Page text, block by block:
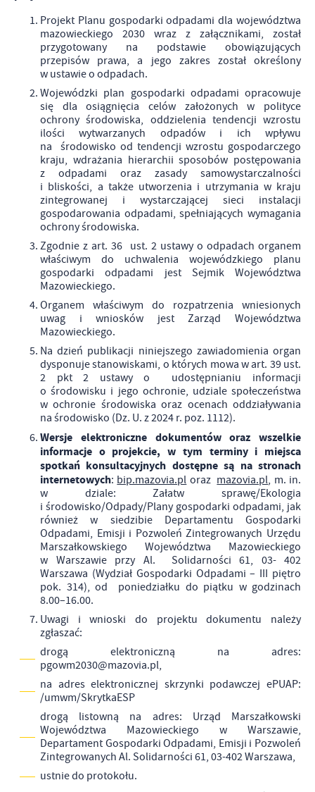
Projekt Planu gospodarki odpadami dla województwa
mazowieckiego 2030 wraz z załącznikami, został
przygotowany na podstawie obowiązujących
przepisów prawa, a jego zakres został określony
w ustawie o odpadach.
Wojewódzki plan gospodarki odpadami opracowuje
się dla osiągnięcia celów założonych w polityce
ochrony środowiska, oddzielenia tendencji wzrostu
ilości wytwarzanych odpadów i ich wpływu
na środowisko od tendencji wzrostu gospodarczego
kraju, wdrażania hierarchii sposobów postępowania
z odpadami oraz zasady samowystarczalności
i bliskości, a także utworzenia i utrzymania w kraju
zintegrowanej i wystarczającej sieci instalacji
gospodarowania odpadami, spełniających wymagania
ochrony środowiska.
Zgodnie z art. 36 ust. 2 ustawy o odpadach organem
właściwym do uchwalenia wojewódzkiego planu
gospodarki odpadami jest Sejmik Województwa
Mazowieckiego.
Organem właściwym do rozpatrzenia wniesionych
uwag i wniosków jest Zarząd Województwa
Mazowieckiego.
Na dzień publikacji niniejszego zawiadomienia organ
dysponuje stanowiskami, o których mowa w art. 39 ust.
2 pkt 2 ustawy o udostępnianiu informacji
o środowisku i jego ochronie, udziale społeczeństwa
w ochronie środowiska oraz ocenach oddziaływania
na środowisko (Dz. U. z 2024 r. poz. 1112).
Wersje elektroniczne dokumentów oraz wszelkie
informacje o projekcie, w tym terminy i miejsca
spotkań konsultacyjnych dostępne są na stronach
internetowych: bip.mazovia.pl oraz mazovia.pl, m. in.
w dziale: Załatw sprawę/Ekologia
i środowisko/Odpady/Plany gospodarki odpadami, jak
również w siedzibie Departamentu Gospodarki
Odpadami, Emisji i Pozwoleń Zintegrowanych Urzędu
Marszałkowskiego Województwa Mazowieckiego
w Warszawie przy Al. Solidarności 61, 03- 402
Warszawa (Wydział Gospodarki Odpadami – III piętro
pok. 314), od poniedziałku do piątku w godzinach
8.00–16.00.
Uwagi i wnioski do projektu dokumentu należy
zgłaszać:
drogą elektroniczną na adres:
pgowm2030@mazovia.pl,
na adres elektronicznej skrzynki podawczej ePUAP:
/umwm/SkrytkaESP
drogą listowną na adres: Urząd Marszałkowski
Województwa Mazowieckiego w Warszawie,
Departament Gospodarki Odpadami, Emisji i Pozwoleń
Zintegrowanych Al. Solidarności 61, 03-402 Warszawa,
ustnie do protokołu.